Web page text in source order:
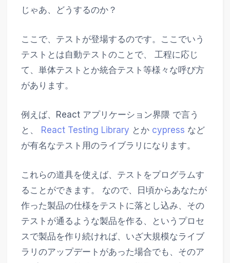
じゃあ、どうするのか？
ここで、テストが登場するのです。ここでいう
テストとは自動テストのことで、 工程に応じ
て、単体テストとか統合テスト等様々な呼び方
があります。
例えば、React アプリケーション界隈 で言う
と、
React Testing Library とか cypress など
が有名なテスト用のライブラリになります。
これらの道具を使えば、テストをプログラムす
ることができます。 なので、日頃からあなたが
作った製品の仕様をテストに落とし込み、その
テストが通るような製品を作る、というプロセ
スで製品を作り続ければ、いざ大規模なライブ
ラリのアップデートがあった場合でも、そのア